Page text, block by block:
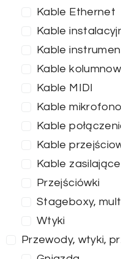
Kable Ethernet
Kable
Kable
Kable
Kable MIDI
Kable
Kable
Kable
Kable zasilające
Przejściówki
Stageboxy,
Wtyki
Przewody, wtyki,